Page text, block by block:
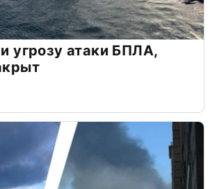
угрозу атаки БПЛА,